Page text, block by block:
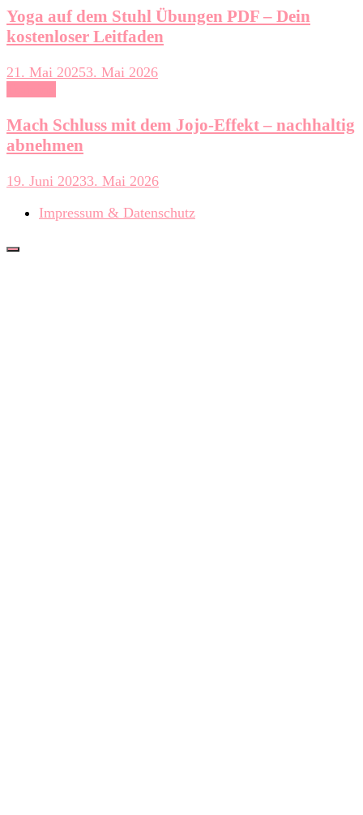
Yoga auf dem Stuhl Übungen PDF – Dein
kostenloser Leitfaden
21. Mai 20253. Mai 2026
Mach Schluss mit dem Jojo-Effekt – nachhaltig
abnehmen
19. Juni 20233. Mai 2026
Impressum & Datenschutz